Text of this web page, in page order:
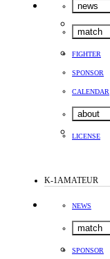
news
match
FIGHTER
SPONSOR
CALENDAR
about
LICENSE
K-1AMATEUR
NEWS
match
SPONSOR